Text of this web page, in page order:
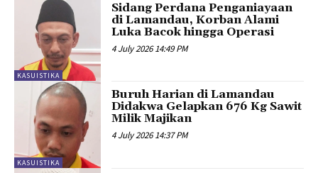
KASUISTIKA
Sidang Perdana Penganiayaan
di Lamandau, Korban Alami
Luka Bacok hingga Operasi
4 July 2026 14:49 PM
KASUISTIKA
Buruh Harian di Lamandau
Didakwa Gelapkan 676 Kg Sawit
Milik Majikan
4 July 2026 14:37 PM